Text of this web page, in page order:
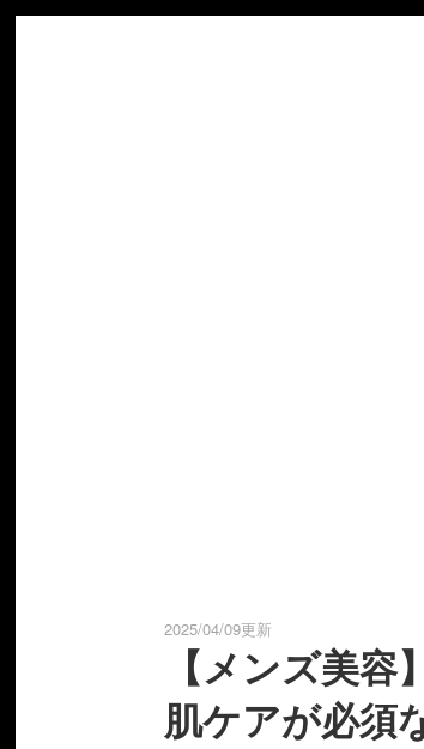
2025/04/09更新
【メンズ美
肌ケアが必須